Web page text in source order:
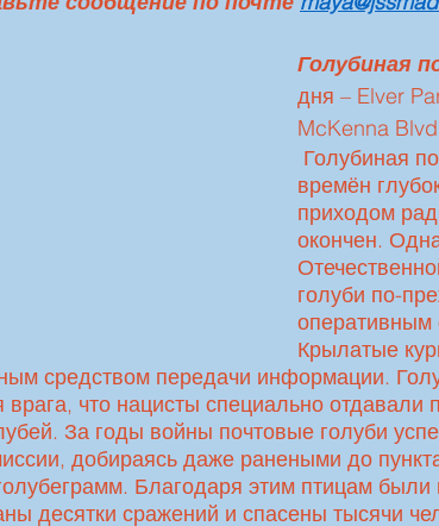
Голубиная
дня – Elver
McKenna Blvd
времён
приходом
окончен.
голуби по-
оперативным
Крылатые
средством передачи информации.
врага, что нацисты специально отдавали
За годы войны почтовые голуби
добираясь даже ранеными до
Благодаря этим птицам
десятки сражений и спасены тысячи